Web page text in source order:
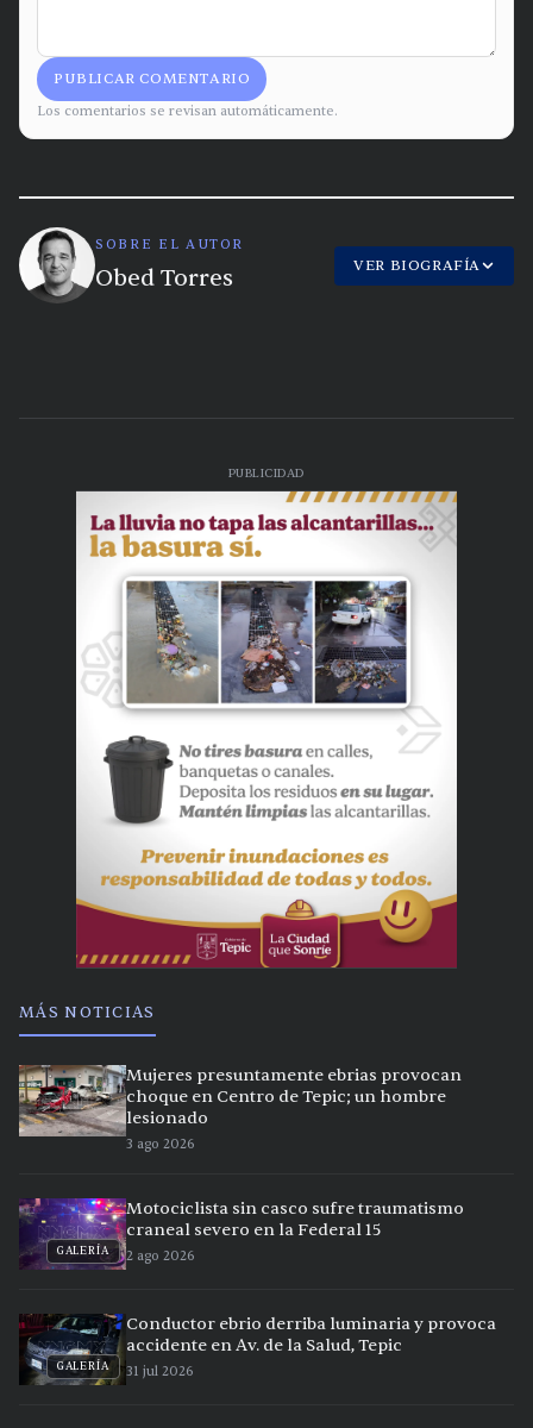
PUBLICAR COMENTARIO
Los comentarios se revisan automáticamente.
SOBRE EL AUTOR
Obed Torres VER BIOGRAFÍA
PUBLICIDAD
MÁS NOTICIAS
Mujeres presuntamente ebrias provocan
choque en Centro de Tepic; un hombre
lesionado
3 ago 2026
GALERÍA
Motociclista sin casco sufre traumatismo
craneal severo en la Federal 15
2 ago 2026
GALERÍA
Conductor ebrio derriba luminaria y provoca
accidente en Av. de la Salud, Tepic
31 jul 2026